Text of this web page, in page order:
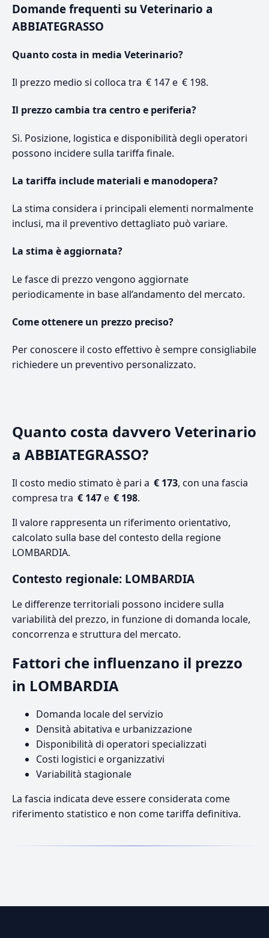
Domande frequenti su Veterinario a
ABBIATEGRASSO
Quanto costa in media Veterinario?
Il prezzo medio si colloca tra € 147 e € 198.
Il prezzo cambia tra centro e periferia?
Sì. Posizione, logistica e disponibilità degli operatori
possono incidere sulla tariffa finale.
La tariffa include materiali e manodopera?
La stima considera i principali elementi normalmente
inclusi, ma il preventivo dettagliato può variare.
La stima è aggiornata?
Le fasce di prezzo vengono aggiornate
periodicamente in base all’andamento del mercato.
Come ottenere un prezzo preciso?
Per conoscere il costo effettivo è sempre consigliabile
richiedere un preventivo personalizzato.
Quanto costa davvero Veterinario
a ABBIATEGRASSO?
Il costo medio stimato è pari a € 173, con una fascia
compresa tra € 147e € 198.
Il valore rappresenta un riferimento orientativo,
calcolato sulla base del contesto della regione
LOMBARDIA.
Contesto regionale: LOMBARDIA
Le differenze territoriali possono incidere sulla
variabilità del prezzo, in funzione di domanda locale,
concorrenza e struttura del mercato.
Fattori che influenzano il prezzo
in LOMBARDIA
Domanda locale del servizio
Densità abitativa e urbanizzazione
Disponibilità di operatori specializzati
Costi logistici e organizzativi
Variabilità stagionale
La fascia indicata deve essere considerata come
riferimento statistico e non come tariffa definitiva.